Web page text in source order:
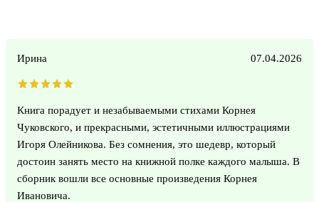
Ирина 07.04.2026
Книга порадует и незабываемыми стихами Корнея
Чуковского, и прекрасными, эстетичными иллюстрациями
Игоря Олейникова. Без сомнения, это шедевр, который
достоин занять место на книжной полке каждого малыша. В
сборник вошли все основные произведения Корнея
Ивановича.